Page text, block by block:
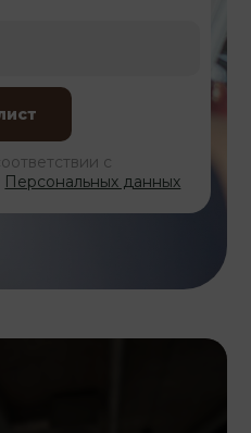
с
Персональных данных